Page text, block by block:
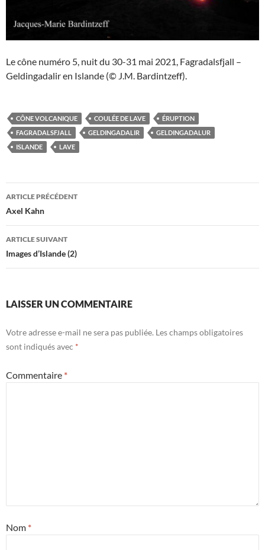
Le cône numéro 5, nuit du 30-31 mai 2021, Fagradalsfjall –
Geldingadalir en Islande (© J.M. Bardintzeff).
CÔNE VOLCANIQUE COULÉE DE LAVE
ÉRUPTION
FAGRADALSFJALL
GELDINGADALIR
GELDINGADALUR
ISLANDE
LAVE
Navigation
des
articles
ARTICLE PRÉCÉDENT
Axel Kahn
ARTICLE SUIVANT
Images d’Islande (2)
LAISSER UN COMMENTAIRE
Votre adresse e-mail ne sera pas publiée. Les champs obligatoires
sont indiqués avec *
Commentaire *
Nom *